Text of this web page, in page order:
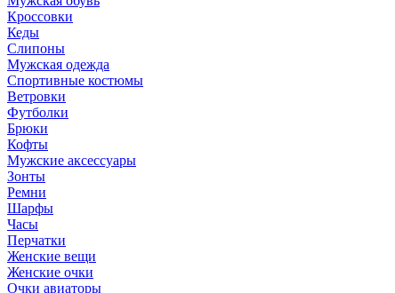
Кроссовки
Кеды
Слипоны
Мужская одежда
Спортивные костюмы
Ветровки
Футболки
Брюки
Кофты
Мужские аксессуары
Зонты
Ремни
Шарфы
Часы
Перчатки
Женские вещи
Женские очки
Очки авиаторы